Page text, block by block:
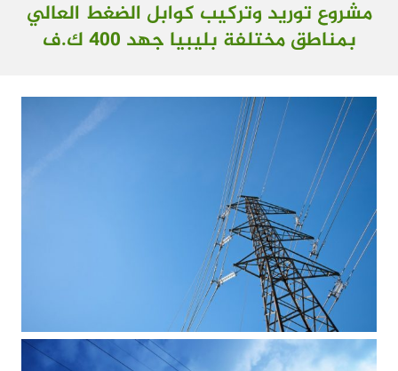
حول الشركة
أنشطة تخصصية
الأخبار
معرض الشركة
الاتصال
مشروع توريد وتركيب كوابل الضغط العالي
بمناطق مختلفة بليبيا جهد 400 ك.ف